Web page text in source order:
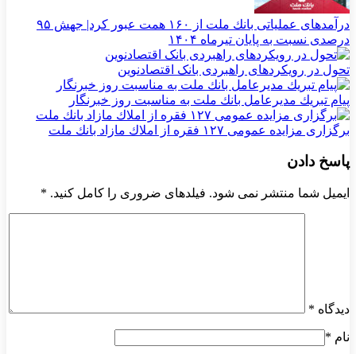
درآمدهای عملیاتی بانك ملت از ۱۶۰ همت عبور كرد| جهش ۹۵
درصدی نسبت به پایان تیرماه ۱۴۰۴
تحول در رویکردهای راهبردی بانک اقتصادنوین
پیام تبریك مدیرعامل بانك ملت به مناسبت روز خبرنگار
برگزاری مزایده عمومی ۱۲۷ فقره از املاك مازاد بانك ملت
پاسخ دادن
ایمیل شما منتشر نمی شود. فیلدهای ضروری را کامل کنید. *
دیدگاه *
نام *